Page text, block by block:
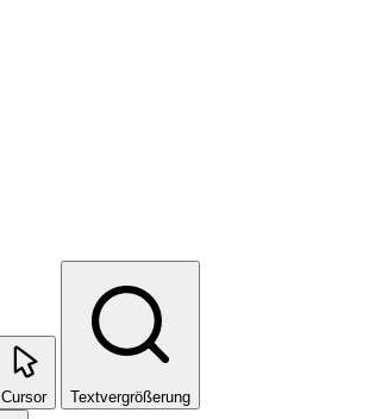
Cursor Textvergrößerung